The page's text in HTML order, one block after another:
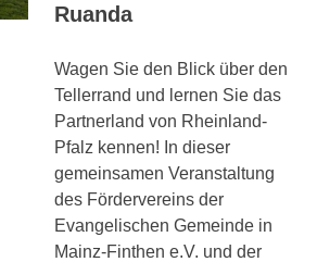
Ruanda
Wagen Sie den Blick über den
Tellerrand und lernen Sie das
Partnerland von Rheinland-
Pfalz kennen! In dieser
gemeinsamen Veranstaltung
des Fördervereins der
Evangelischen Gemeinde in
Mainz-Finthen e.V. und der